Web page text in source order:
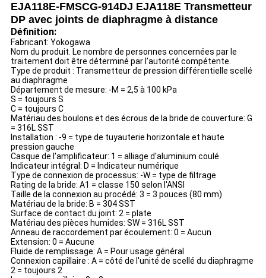
EJA118E-FMSCG-914DJ EJA118E Transmetteur
DP avec joints de diaphragme à distance
Définition:
Fabricant: Yokogawa
Nom du produit. Le nombre de personnes concernées par le
traitement doit être déterminé par l'autorité compétente.
Type de produit : Transmetteur de pression différentielle scellé
au diaphragme
Département de mesure: -M = 2,5 à 100 kPa
S = toujours S
C = toujours C
Matériau des boulons et des écrous de la bride de couverture: G
= 316L SST
Installation : -9 = type de tuyauterie horizontale et haute
pression gauche
Casque de l'amplificateur: 1 = alliage d'aluminium coulé
Indicateur intégral: D = Indicateur numérique
Type de connexion de processus: -W = type de filtrage
Rating de la bride: A1 = classe 150 selon l'ANSI
Taille de la connexion au procédé: 3 = 3 pouces (80 mm)
Matériau de la bride: B = 304 SST
Surface de contact du joint: 2 = plate
Matériau des pièces humides: SW = 316L SST
Anneau de raccordement par écoulement: 0 = Aucun
Extension: 0 = Aucune
Fluide de remplissage: A = Pour usage général
Connexion capillaire : A = côté de l'unité de scellé du diaphragme
2 = toujours 2